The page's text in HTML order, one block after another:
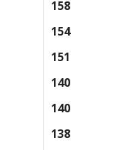
158
154
151
140
140
138